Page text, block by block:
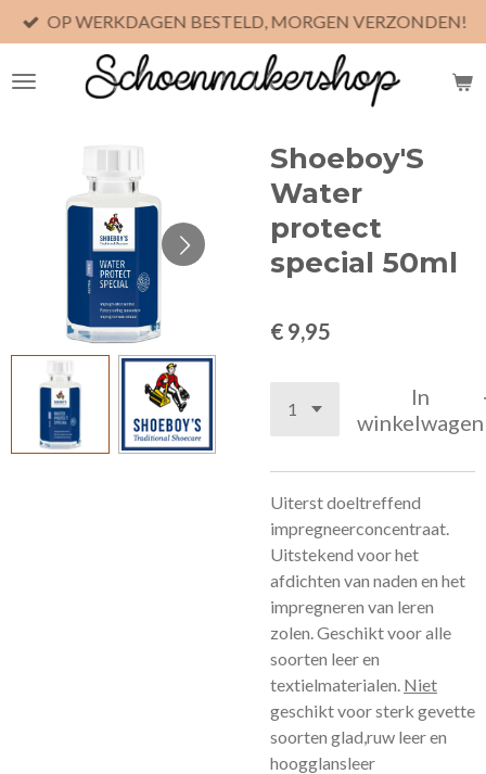
Ga
direct
naar
OP WERKDAGEN BESTELD, MORGEN VERZONDEN!
Shoeboy'S
Water
protect
special 50ml
€ 9,95
In
winkelwagen
Uiterst doeltreffend
impregneerconcentraat.
Uitstekend voor het
afdichten van naden en het
impregneren van leren
zolen. Geschikt voor alle
soorten leer en
textielmaterialen. Niet
geschikt voor sterk gevette
soorten glad,ruw leer en
hoogglansleer